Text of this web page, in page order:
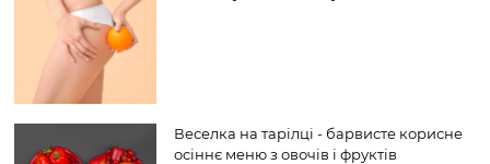
Веселка на тарілці - барвисте корисне
осіннє меню з овочів і фруктів